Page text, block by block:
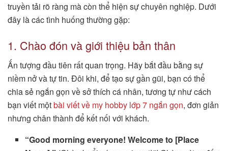
truyền tải rõ ràng mà còn thể hiện sự chuyên nghiệp. Dưới
đây là các tình huống thường gặp:
1. Chào đón và giới thiệu bản thân
Ấn tượng đầu tiên rất quan trọng. Hãy bắt đầu bằng sự
niềm nở và tự tin. Đôi khi, để tạo sự gần gũi, bạn có thể
chia sẻ ngắn gọn về sở thích cá nhân, tương tự như cách
bạn viết mộtbài viết về my hobby lớp 7 ngắn gọn, đơn giản
nhưng chân thành để kết nối với khách.
“Good morning everyone! Welcome to [Place